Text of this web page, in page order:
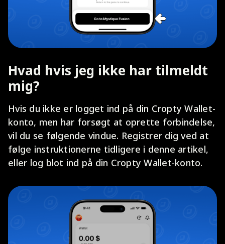
Hvad hvis jeg ikke har tilmeldt
mig?
Hvis du ikke er logget ind på din Cropty Wallet-
konto, men har forsøgt at oprette forbindelse,
vil du se følgende vindue. Registrer dig ved at
følge instruktionerne tidligere i denne artikel,
eller log blot ind på din Cropty Wallet-konto.